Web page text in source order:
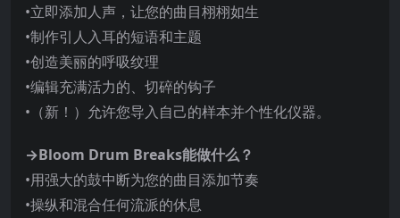
•立即添加人声，让您的曲目栩栩如生
•制作引人入耳的短语和主题
•创造美丽的呼吸纹理
•编辑充满活力的、切碎的钩子
•（新！）允许您导入自己的样本并个性化仪器。
→Bloom Drum Breaks能做什么？
•用强大的鼓中断为您的曲目添加节奏
•操纵和混合任何流派的休息